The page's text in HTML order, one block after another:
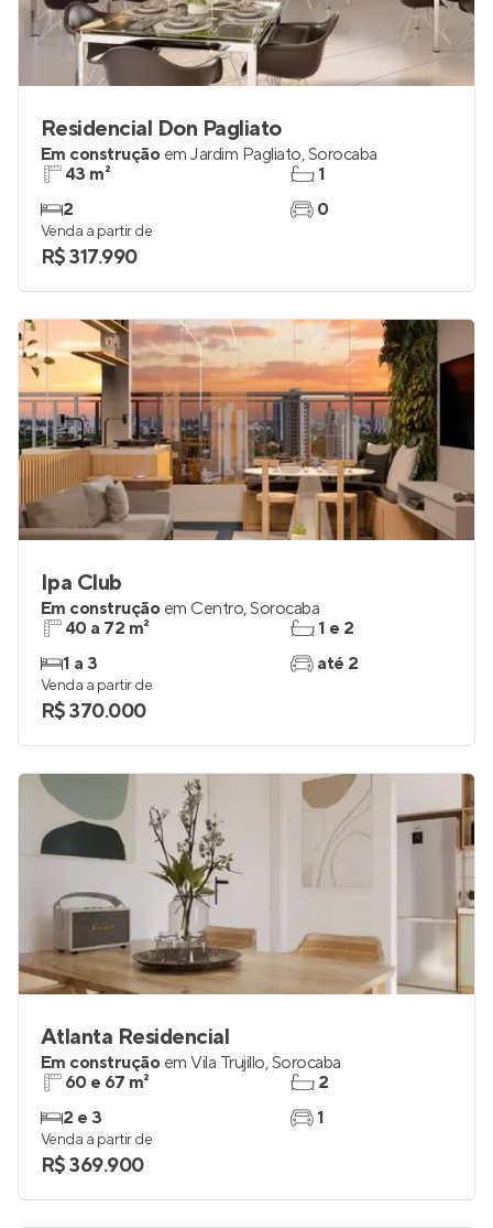
Residencial Don Pagliato
Em construção em Jardim Pagliato,Sorocaba
43 m²
2
1
0
Venda a partir de
R$ 317.990
Ipa Club
Em construção em Centro,Sorocaba
40 a 72 m²
1 a 3
1 e 2
até 2
Venda a partir de
R$ 370.000
Atlanta Residencial
Em construção em Vila Trujillo,Sorocaba
60 e 67 m²
2 e 3
2
1
Venda a partir de
R$ 369.900